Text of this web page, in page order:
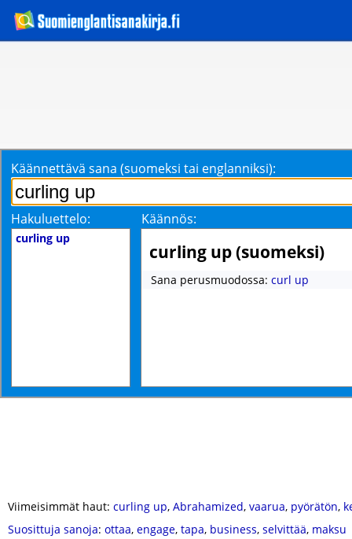
Käännettävä sana (suomeksi tai englanniksi):
Hakuluettelo: Käännös:
curling up
curling up (suomeksi)
Sana perusmuodossa: curl up
Viimeisimmät haut: curling up, Abrahamized, vaarua, pyörätön,
Suosittuja sanoja: ottaa, engage, tapa, business, selvittää, maksu